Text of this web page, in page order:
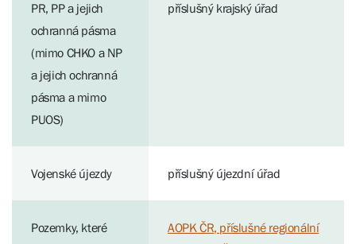
PR, PP a jejich
ochranná pásma
(mimo CHKO a NP
a jejich ochranná
pásma a mimo
PUOS)
příslušný krajský úřad
Vojenské újezdy příslušný újezdní úřad
Pozemky, které
AOPK ČR, příslušné regionální